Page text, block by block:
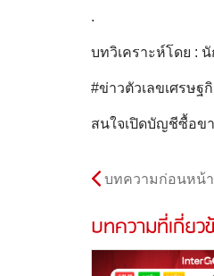
.
บทวิเคราะห์โดย : นั
#ข่าวตัวเลขเศรษฐ
สนใจเปิดบัญชีซื้อข
บทความก่อนหน้า
บทความที่เกี่ยว